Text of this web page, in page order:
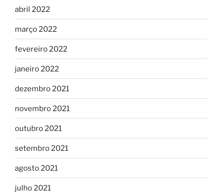
abril 2022
março 2022
fevereiro 2022
janeiro 2022
dezembro 2021
novembro 2021
outubro 2021
setembro 2021
agosto 2021
julho 2021